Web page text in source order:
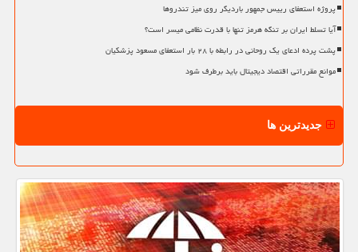
پروژه استعفای رییس جمهور باردیگر روی میز تندروها
آیا تسلط ایران بر تنگه هرمز تنها با قدرت نظامی میسر است؟
پشت پرده ادعای یک روحانی در رابطه با ۲۸ بار استعفای مسعود پزشکیان
موانع مقرراتی اقتصاد دیجیتال باید برطرف شود
جدیدترین ها